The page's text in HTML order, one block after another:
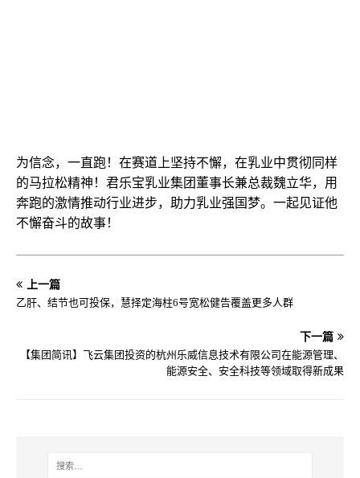
为信念，一直跑！在赛道上坚持不懈，在乳业中贯彻同样
的马拉松精神！君乐宝乳业集团董事长兼总裁魏立华，用
奔跑的激情推动行业进步，助力乳业强国梦。一起见证他
不懈奋斗的故事！
上一篇
乙肝、结节也可投保，慧择定海柱6号宽松健告覆盖更多人群
下一篇
【集团简讯】飞云集团投资的杭州乐威信息技术有限公司在能源管理、
能源安全、安全科技等领域取得新成果